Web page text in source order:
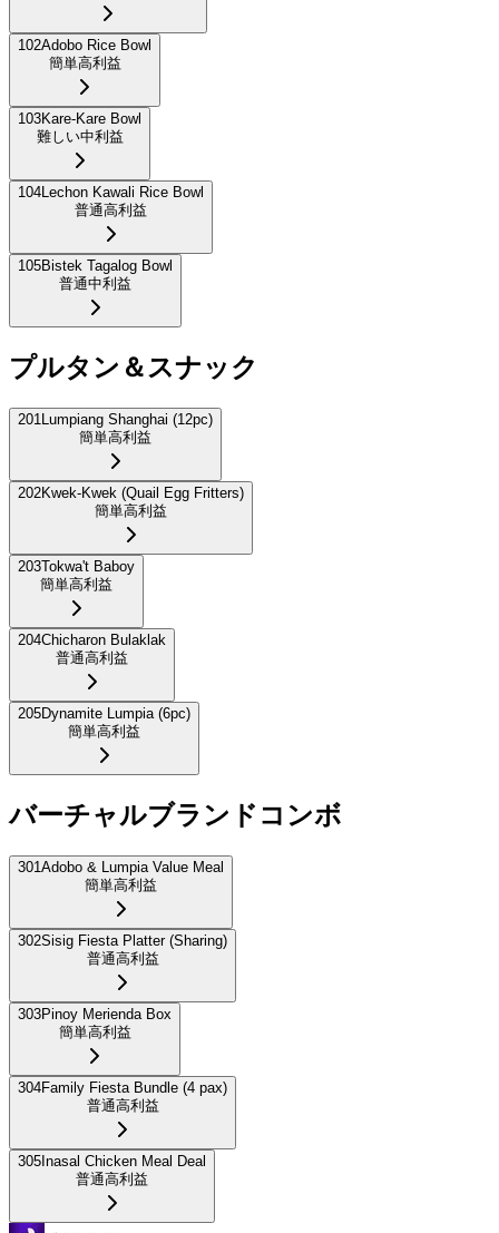
102Adobo Rice Bowl
簡単高利益
103Kare-Kare Bowl
難しい中利益
104Lechon Kawali Rice Bowl
普通高利益
105Bistek Tagalog Bowl
普通中利益
プルタン＆スナック
201Lumpiang Shanghai (12pc)
簡単高利益
202Kwek-Kwek (Quail Egg Fritters)
簡単高利益
203Tokwa't Baboy
簡単高利益
204Chicharon Bulaklak
普通高利益
205Dynamite Lumpia (6pc)
簡単高利益
バーチャルブランドコンボ
301Adobo & Lumpia Value Meal
簡単高利益
302Sisig Fiesta Platter (Sharing)
普通高利益
303Pinoy Merienda Box
簡単高利益
304Family Fiesta Bundle (4 pax)
普通高利益
305 Inasal Chicken Meal Deal
普通高利益